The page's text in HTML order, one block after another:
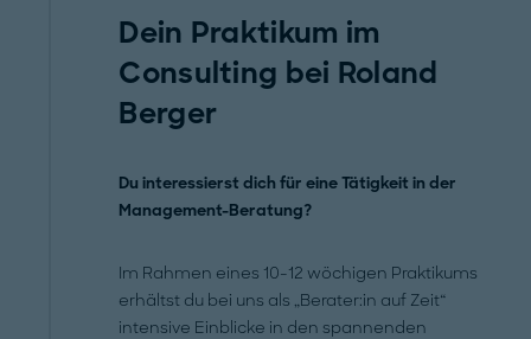
Dein Praktikum im
Consulting bei Roland
Berger
Du interessierst dich für eine Tätigkeit in der
Management-Beratung?
Im Rahmen eines 10-12 wöchigen Praktikums
erhältst du bei uns als „Berater:in auf Zeit“
intensive Einblicke in den spannenden